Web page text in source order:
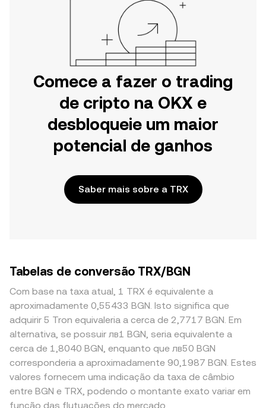
Comece a fazer o trading
de cripto na OKX e
desbloqueie um maior
potencial de ganhos
Saber mais sobre a TRX
Tabelas de conversão TRX/BGN
Com base na taxa atual, 1 TRX é equivalente a
aproximadamente 0,55433 BGN. Isto significa que
adquirir 5 Tron equivaleria a cerca de 2,7717 BGN. Em
alternativa, se possuir лв1 BGN, seria equivalente a
cerca de 1,8040 BGN, enquanto que лв50 BGN
corresponderia a aproximadamente 90,1987 BGN. Estes
valores fornecem uma indicação da taxa de câmbio
entre BGN e TRX, podendo o montante exato variar em
função das flutuações do mercado.